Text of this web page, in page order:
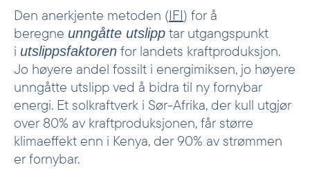
Den anerkjente metoden (IFI) for å
beregne unngåtte utslipp tar utgangspunkt
i utslippsfaktoren for landets kraftproduksjon.
Jo høyere andel fossilt i energimiksen, jo høyere
unngåtte utslipp ved å bidra til ny fornybar
energi. Et solkraftverk i Sør-Afrika, der kull utgjør
over 80% av kraftproduksjonen, får større
klimaeffekt enn i Kenya, der 90% av strømmen
er fornybar.